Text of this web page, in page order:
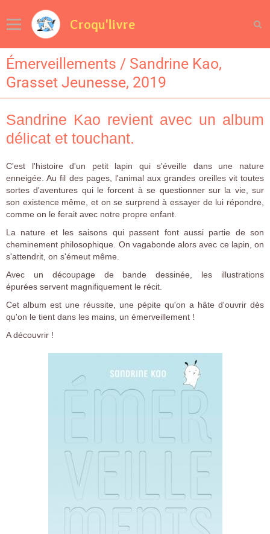
Croqu'livre
Émerveillements / Sandrine Kao,
Grasset Jeunesse, 2019
Sandrine Kao revient avec un album
délicat et touchant.
C'est l'histoire d'un petit lapin qui s'éveille dans une nature
enneigée. Au fil des pages, l'animal aux grandes oreilles vit toutes
sortes d'aventures qui le forcent à se questionner sur la vie, sur
son existence même, et on se surprend à essayer de lui répondre,
comme on le ferait avec notre propre enfant.
La nature et les saisons qui passent font aussi partie de son
cheminement philosophique. On vagabonde alors avec ce lapin, on
s'attendrit, on s'émeut même.
Avec un découpage de bande dessinée, les illustrations
épurées servent magnifiquement le récit.
Cet album est une réussite, une pépite qu'on a hâte d'ouvrir dès
qu'on le tient dans les mains, un émerveillement !
A découvrir !